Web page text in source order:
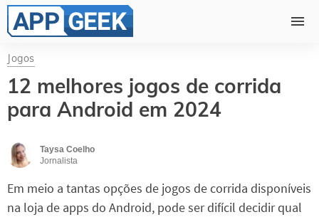
Jogos
12 melhores jogos de corrida
para Android em 2024
Taysa Coelho
Jornalista
Em meio a tantas opções de jogos de corrida disponíveis
na loja de apps do Android, pode ser difícil decidir qual